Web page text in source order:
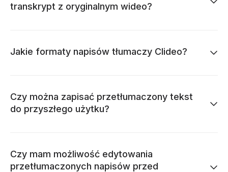
transkrypt z oryginalnym wideo?
Jakie formaty napisów tłumaczy Clideo?
Czy można zapisać przetłumaczony tekst
do przyszłego użytku?
Czy mam możliwość edytowania
przetłumaczonych napisów przed